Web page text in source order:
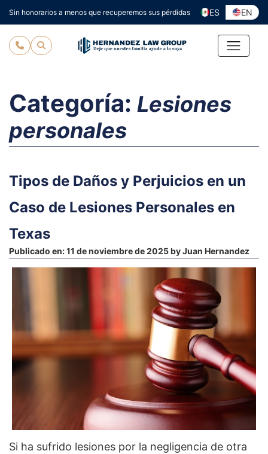
al
contenido
Sin honorarios a menos que recuperemos sus pérdidas ES EN
Categoría: Lesiones
personales
Tipos de Daños y Perjuicios en un
Caso de Lesiones Personales en
Texas
Publicado en:11 de noviembre de 2025byJuan Hernandez
Si ha sufrido lesiones por la negligencia de otra